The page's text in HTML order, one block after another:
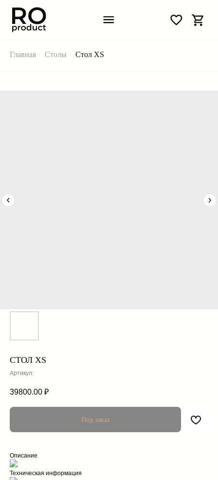
Главная Столы Стол XS
СТОЛ XS
Артикул:
39800.00 ₽
Описание
Техническая информация